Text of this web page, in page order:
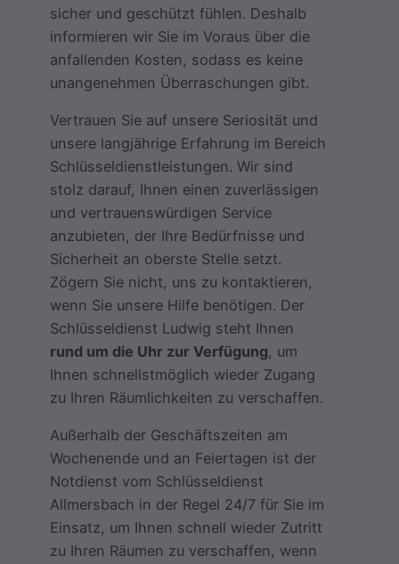
sicher und geschützt fühlen. Deshalb
informieren wir Sie im Voraus über die
anfallenden Kosten, sodass es keine
unangenehmen Überraschungen gibt.
Vertrauen Sie auf unsere Seriosität und
unsere langjährige Erfahrung im Bereich
Schlüsseldienstleistungen. Wir sind
stolz darauf, Ihnen einen zuverlässigen
und vertrauenswürdigen Service
anzubieten, der Ihre Bedürfnisse und
Sicherheit an oberste Stelle setzt.
Zögern Sie nicht, uns zu kontaktieren,
wenn Sie unsere Hilfe benötigen. Der
Schlüsseldienst Ludwig steht Ihnen
rund um die Uhr zur Verfügung, um
Ihnen schnellstmöglich wieder Zugang
zu Ihren Räumlichkeiten zu verschaffen.
Außerhalb der Geschäftszeiten am
Wochenende und an Feiertagen ist der
Notdienst vom Schlüsseldienst
Allmersbach in der Regel 24/7 für Sie im
Einsatz, um Ihnen schnell wieder Zutritt
zu Ihren Räumen zu verschaffen, wenn